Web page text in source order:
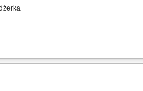
o sprawdzony model biznesowy.